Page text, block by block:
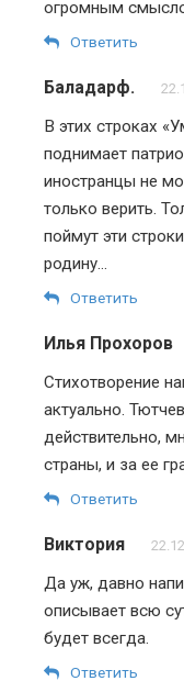
огромным
Ответить
Баладарф.
В этих строках
поднимает
иностранцы не
только верить.
поймут эти
родину…
Ответить
Илья Прохоров
Стихотворение
актуально.
действительно,
страны, и за ее
Ответить
Виктория
Да уж, давно
описывает всю
будет всегда.
Ответить